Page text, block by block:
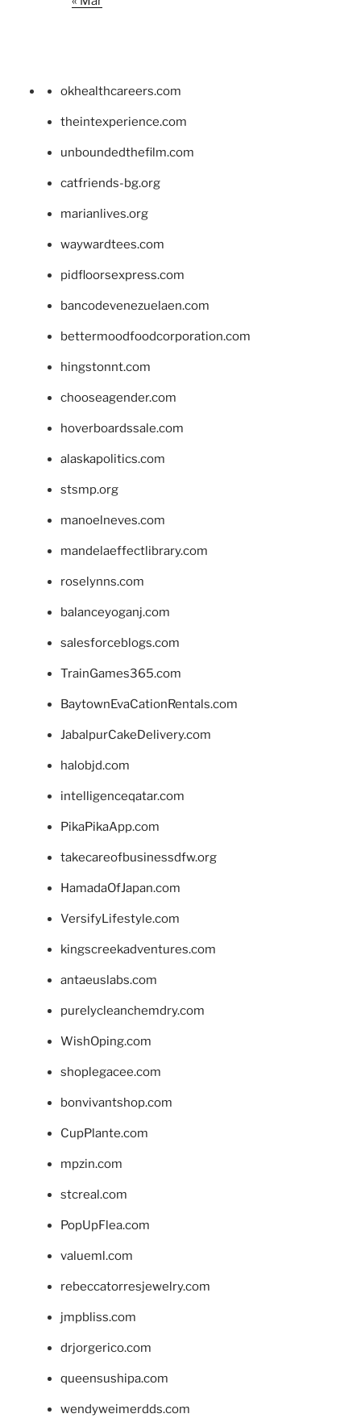
okhealthcareers.com
theintexperience.com
unboundedthefilm.com
catfriends-bg.org
marianlives.org
waywardtees.com
pidfloorsexpress.com
bancodevenezuelaen.com
bettermoodfoodcorporation.com
hingstonnt.com
chooseagender.com
hoverboardssale.com
alaskapolitics.com
stsmp.org
manoelneves.com
mandelaeffectlibrary.com
roselynns.com
balanceyoganj.com
salesforceblogs.com
TrainGames365.com
BaytownEvaCationRentals.com
JabalpurCakeDelivery.com
halobjd.com
intelligenceqatar.com
PikaPikaApp.com
takecareofbusinessdfw.org
HamadaOfJapan.com
VersifyLifestyle.com
kingscreekadventures.com
antaeuslabs.com
purelycleanchemdry.com
WishOping.com
shoplegacee.com
bonvivantshop.com
CupPlante.com
mpzin.com
stcreal.com
PopUpFlea.com
valueml.com
rebeccatorresjewelry.com
jmpbliss.com
drjorgerico.com
queensushipa.com
wendyweimerdds.com